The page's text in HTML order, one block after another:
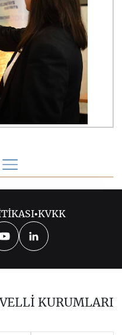
2024
2021
•KVKK
KURUMLARI